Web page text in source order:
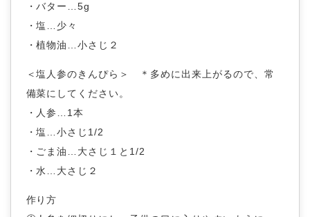
・バター…5g
・塩…少々
・植物油…小さじ２
＜塩人参のきんぴら＞ ＊多めに出来上がるので、常
備菜にしてください。
・人参…1本
・塩…小さじ1/2
・ごま油…大さじ１と1/2
・水…大さじ２
作り方